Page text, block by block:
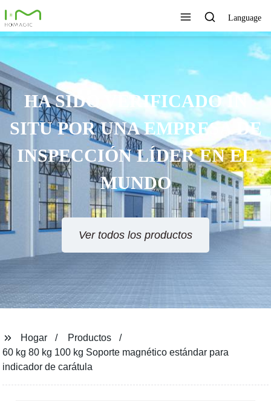
Language
TECNOLOGÍA ÚNICA,
EXCELENTE CALIDAD,
SERVICIO RÁPIDO
Ver todos los productos
Hogar
Productos
60 kg 80 kg 100 kg Soporte magnético estándar para
indicador de carátula